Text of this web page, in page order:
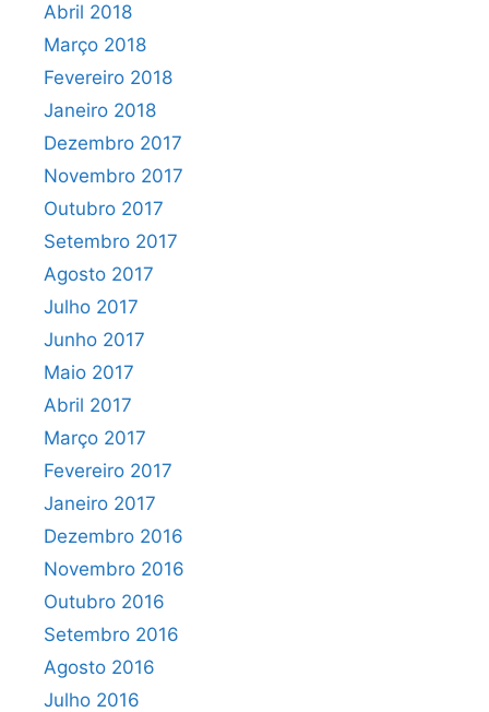
Abril 2018
Março 2018
Fevereiro 2018
Janeiro 2018
Dezembro 2017
Novembro 2017
Outubro 2017
Setembro 2017
Agosto 2017
Julho 2017
Junho 2017
Maio 2017
Abril 2017
Março 2017
Fevereiro 2017
Janeiro 2017
Dezembro 2016
Novembro 2016
Outubro 2016
Setembro 2016
Agosto 2016
Julho 2016